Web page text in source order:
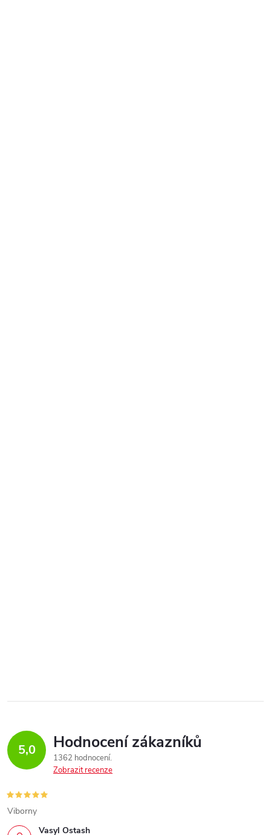
5,0 Hodnocení zákazníků
1362 hodnocení
Zobrazit recenze
Vasyl Ostash
Viborny